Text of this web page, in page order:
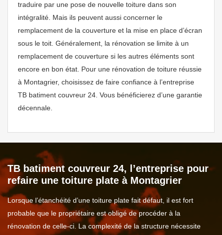
traduire par une pose de nouvelle toiture dans son
intégralité. Mais ils peuvent aussi concerner le
remplacement de la couverture et la mise en place d’écran
sous le toit. Généralement, la rénovation se limite à un
remplacement de couverture si les autres éléments sont
encore en bon état. Pour une rénovation de toiture réussie
à Montagrier, choisissez de faire confiance à l’entreprise
TB batiment couvreur 24. Vous bénéficierez d’une garantie
décennale.
TB batiment couvreur 24, l’entreprise pour
refaire une toiture plate à Montagrier
Lorsque l’étanchéité d’une toiture plate fait défaut, il est fort
probable que le propriétaire est obligé de procéder à la
rénovation de celle-ci. La complexité de la structure nécessite